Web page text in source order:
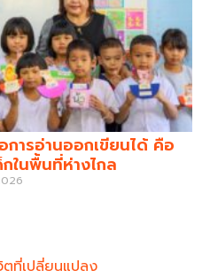
การอ่านออกเขียนได้ คือ
ในพื้นที่ห่างไกล
ตที่เปลี่ยนแปลง